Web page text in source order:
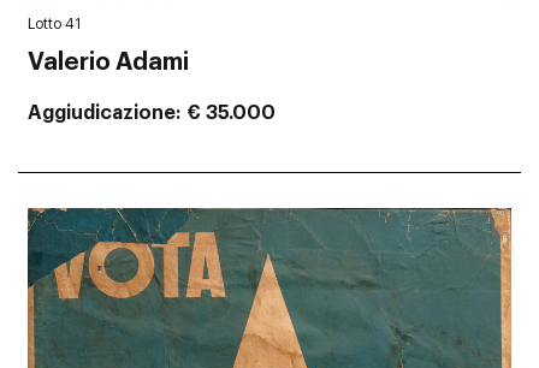
Lotto 41
Valerio Adami
Aggiudicazione € 35.000